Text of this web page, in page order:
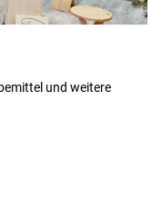
und weitere